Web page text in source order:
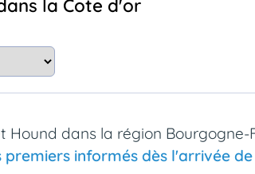
la Cote d'or
Hound dans la région
premiers informés dès l'arrivée